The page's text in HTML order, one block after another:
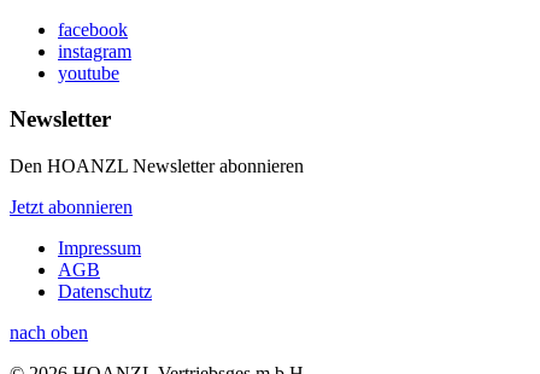
facebook
instagram
youtube
Newsletter
Den HOANZL Newsletter abonnieren
Jetzt abonnieren
Impressum
AGB
Datenschutz
nach oben